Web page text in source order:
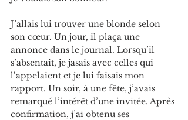
J’allais lui trouver une blonde selon
son cœur. Un jour, il plaça une
annonce dans le journal. Lorsqu’il
s’absentait, je jasais avec celles qui
l’appelaient et je lui faisais mon
rapport. Un soir, à une fête, j’avais
remarqué l’intérêt d’une invitée. Après
confirmation, j’ai obtenu ses